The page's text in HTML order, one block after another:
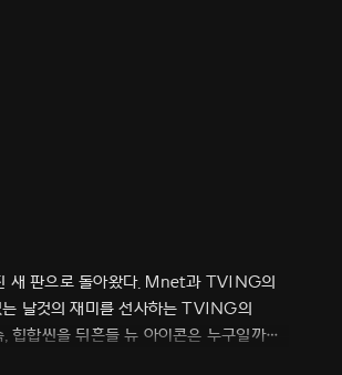
새 판으로 돌아왔다. Mnet과 TVING의
날것의 재미를 선사하는 TVING의
힙합씬을 뒤흔들 뉴 아이콘은 누구일까?
즌.